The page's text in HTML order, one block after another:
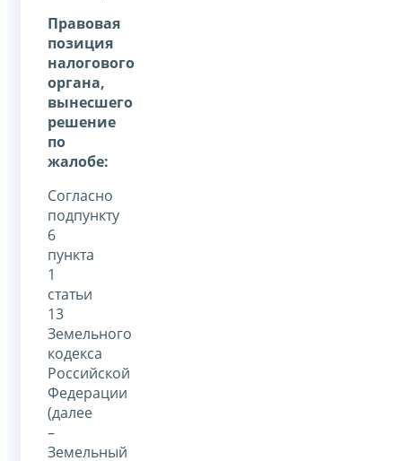
Правовая
позиция
налогового
органа,
вынесшего
решение
по
жалобе:
Согласно
подпункту
6
пункта
1
статьи
13
Земельного
кодекса
Российской
Федерации
(далее
–
Земельный